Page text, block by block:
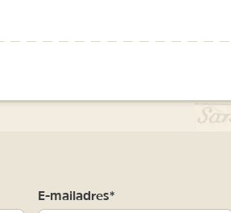
E-mailadres*